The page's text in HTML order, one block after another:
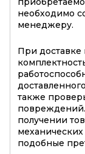
необходимо
менеджеру.
При доставке
также
получении
подобные